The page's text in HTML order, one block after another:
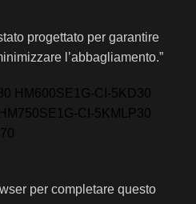
progettato per garantire
l’abbagliamento.”
HM600SE1G-CI-5KD30
CI-5KMLP30
per completare questo